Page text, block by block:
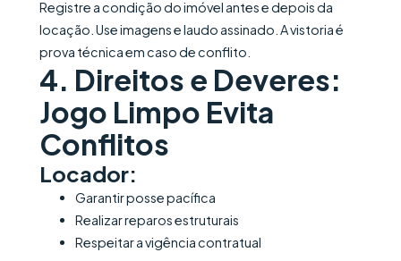
Registre a condição do imóvel antes e depois da
locação. Use imagens e laudo assinado. A vistoria é
prova técnica em caso de conflito.
4. Direitos e Deveres:
Jogo Limpo Evita
Conflitos
Locador:
Garantir posse pacífica
Realizar reparos estruturais
Respeitar a vigência contratual